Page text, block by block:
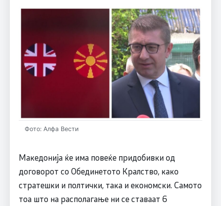
Фото: Алфа Вести
Македонија ќе има повеќе придобивки од
договорот со Обединетото Кралство, како
стратешки и полтички, така и економски. Самото
тоа што на располагање ни се ставаат 6